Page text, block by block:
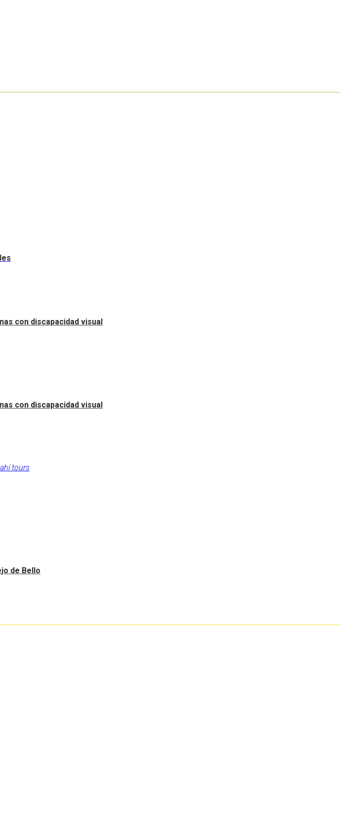
con discapacidad visual
con discapacidad visual
tours
de Bello